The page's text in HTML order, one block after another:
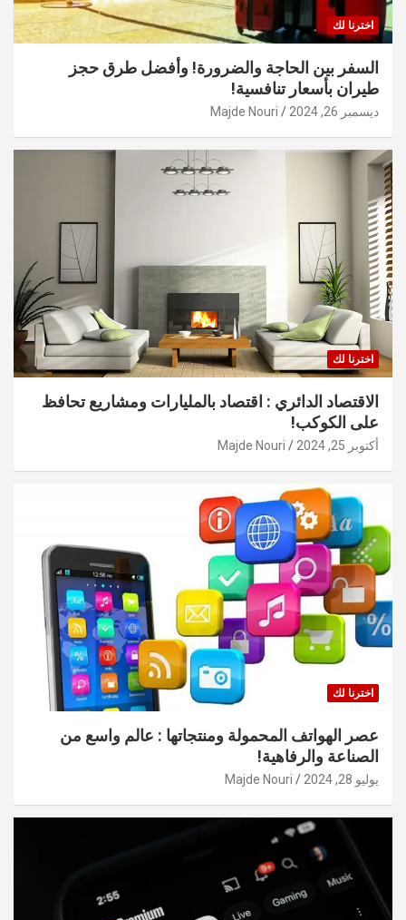
اخترنا لك
السفر بين الحاجة والضرورة! وأفضل طرق حجز
طيران بأسعار تنافسية!
ديسمبر 26, 2024 Majde Nouri
اخترنا لك
الاقتصاد الدائري : اقتصاد بالمليارات ومشاريع تحافظ
على الكوكب!
أكتوبر 25, 2024 Majde Nouri
اخترنا لك
عصر الهواتف المحمولة ومنتجاتها : عالم واسع من
الصناعة والرفاهية!
يوليو 28, 2024 Majde Nouri